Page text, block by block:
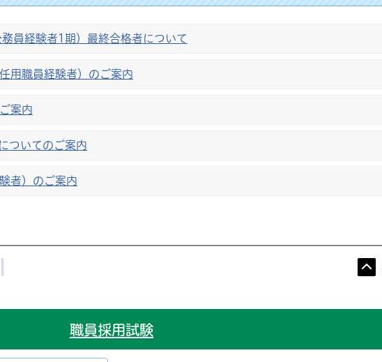
員経験者1期）最終合格者について
用職員経験者）のご案内
案内
ついてのご案内
者）のご案内
職員採用試験